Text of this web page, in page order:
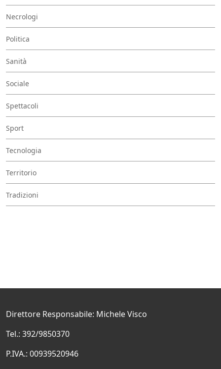
Necrologi
Politica
Sanità
Sociale
Spettacoli
Sport
Tecnologia
Territorio
Tradizioni
Direttore Responsabile: Michele Visco
Tel.: 392/9850370
P.IVA.: 00939520946